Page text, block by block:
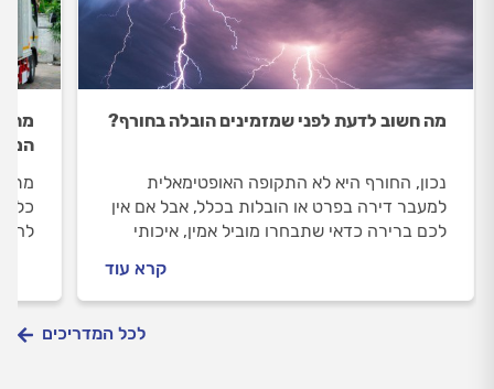
מה חשוב לדעת לפני שמזמינים הובלה בחורף?
נכון, החורף היא לא התקופה האופטימאלית
למעבר דירה בפרט או הובלות בכלל, אבל אם אין
לכם ברירה כדאי שתבחרו מוביל אמין, איכותי
קרא עוד
מה
לכל המדריכים